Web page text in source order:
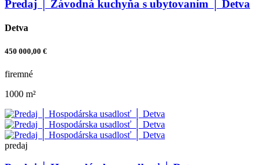
Predaj │ Závodná kuchyňa s ubytovaním │ Detva
Detva
450 000,00 €
firemné
1000 m²
predaj